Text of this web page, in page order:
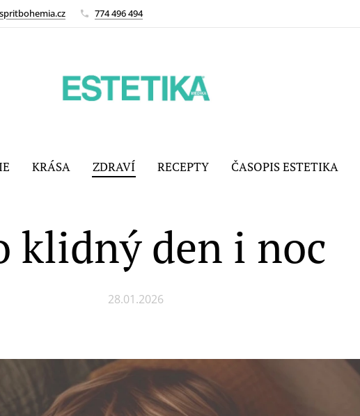
774 496 494
KRÁSA ZDRAVÍ RECEPTY ČASOPIS ESTETIKA
klidný den i noc
28.01.2026